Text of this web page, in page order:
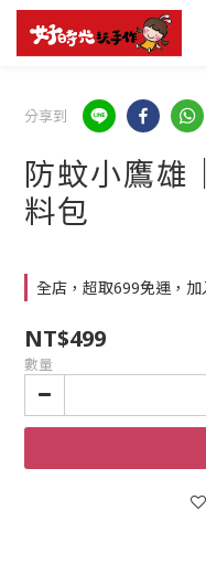
分享到
防蚊小鷹
料包
全店，超取699免運，
NT$499
數量